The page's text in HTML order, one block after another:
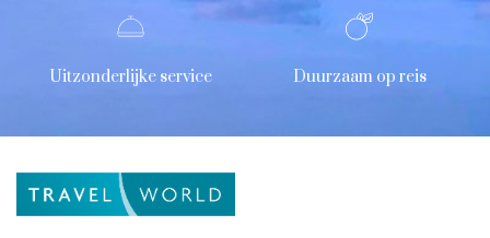
Uitzonderlijke service Duurzaam op reis